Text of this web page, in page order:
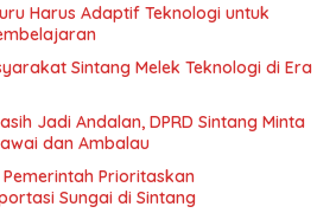
Harus Adaptif Teknologi untuk
Sintang Melek Teknologi di Era
Jadi Andalan, DPRD Sintang Minta
dan Ambalau
Prioritaskan
Sungai di Sintang